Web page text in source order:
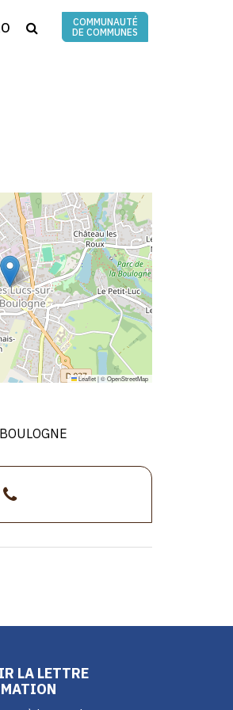
RECHERCHE
COMMUNAUTÉ
DE COMMUNES
Leaflet|©OpenStreetMap
>02
51
31
LA LETTRE